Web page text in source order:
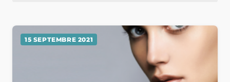
15 SEPTEMBRE 2021